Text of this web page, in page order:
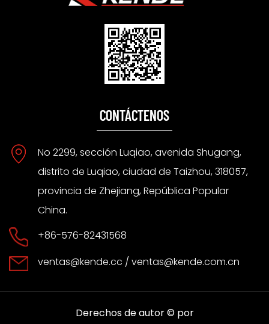
CONTÁCTENOS
No 2299, sección Luqiao, avenida Shugang,
distrito de Luqiao, ciudad de Taizhou, 318057,
provincia de Zhejiang, República Popular
China.
+86-576-82431568
ventas@kende.cc / ventas@kende.com.cn
Derechos de autor © por